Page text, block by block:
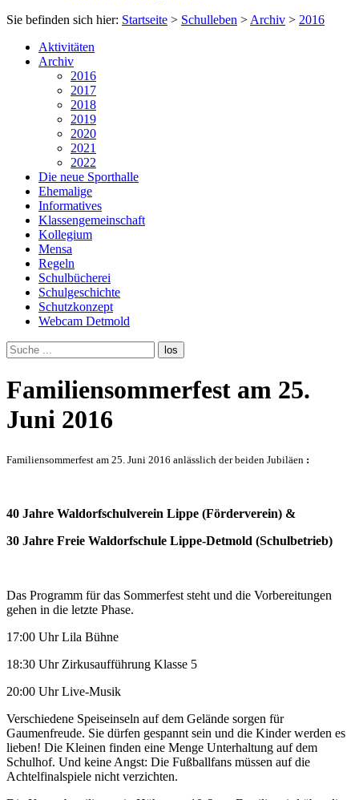
Sie befinden sich hier: Startseite > Schulleben > Archiv > 2016
Aktivitäten
Archiv
2016
2017
2018
2019
2020
2021
2022
Die neue Sporthalle
Ehemalige
Informatives
Klassengemeinschaft
Kollegium
Mensa
Regeln
Schulbücherei
Schulgeschichte
Schutzkonzept
Webcam Detmold
Familiensommerfest am 25.
Juni 2016
Familiensommerfest am 25. Juni 2016 anlässlich der beiden Jubiläen :
40 Jahre Waldorfschulverein Lippe (Förderverein) &
30 Jahre Freie Waldorfschule Lippe-Detmold (Schulbetrieb)
Das Programm für das Sommerfest steht und die Vorbereitungen
gehen in die letzte Phase.
17:00 Uhr Lila Bühne
18:30 Uhr Zirkusaufführung Klasse 5
20:00 Uhr Live-Musik
Verschiedene Speiseinseln auf dem Gelände sorgen für
Gaumenfreude. Sie dürfen gespannt sein und die Kinder werden es
lieben! Die Kleinen finden eine Menge Unterhaltung auf dem
Schulhof. Und keine Angst: Die Fußballfans müssen auf die
Achtelfinalspiele nicht verzichten.